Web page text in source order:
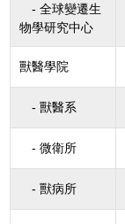
- 全球變遷生
物學研究中心
獸醫學院
- 獸醫系
- 微衛所
- 獸病所